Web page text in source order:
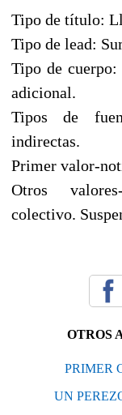
Tipo de título:
Tipo de lead:
Tipo de
adicional.
Tipos de
indirectas.
Primer valor-
Otros
colectivo.
OTROS
PRIMER
UN